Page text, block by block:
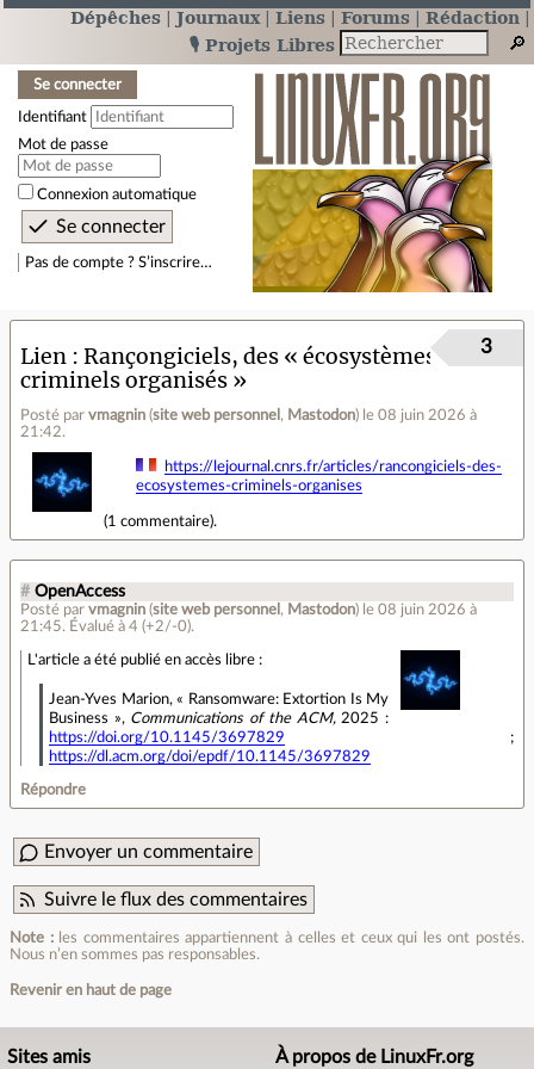
Dépêches Journaux Liens Forums
Rédaction
🎙️ Projets Libres
Se connecter
Identifiant
Mot de passe
Connexion automatique
Pas de compte ? S’inscrire…
Lien
Rançongiciels, des « écosystèmes
criminels organisés »
Posté par vmagnin (site web personnel , Mastodon) le 08 juin 2026 à
21:42.
3
https://lejournal.cnrs.fr/articles/rancongiciels-des-
ecosystemes-criminels-organises
(1 commentaire).
# OpenAccess
Posté par vmagnin (site web personnel , Mastodon) le 08 juin 2026 à
21:45. Évalué à 4 (+2/-0).
L'article a été publié en accès libre :
Jean-Yves Marion, « Ransomware: Extortion Is My
Business », Communications of the ACM,2025 :
https://doi.org/10.1145/3697829 ;
https://dl.acm.org/doi/epdf/10.1145/3697829
Répondre
Envoyer un commentaire
Suivre le flux des commentaires
Note :les commentaires appartiennent à celles et ceux qui les ont postés.
Nous n’en sommes pas responsables.
Revenir en haut de page
Sites amis À propos de LinuxFr.org